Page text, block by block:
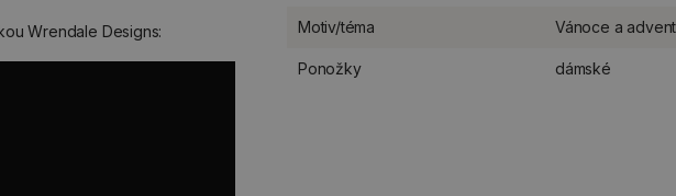
Wrendale Designs: Motiv/téma Vánoce a advent
Ponožky dámské